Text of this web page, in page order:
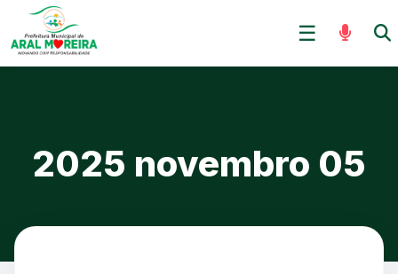
content
☰
2025 novembro 05